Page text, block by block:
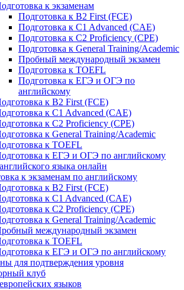
к экзаменам
Подготовка к B2 First (FCE)
Подготовка к C1 Advanced (CAE)
Подготовка к C2 Proficiency (CPE)
Подготовка к General Training/Academic
Пробный международный экзамен
Подготовка к TOEFL
Подготовка к ЕГЭ и ОГЭ по
английскому
к B2 First (FCE)
к C1 Advanced (CAE)
к C2 Proficiency (CPE)
к General Training/Academic
к TOEFL
к ЕГЭ и ОГЭ по английскому
языка онлайн
к экзаменам по английскому
к B2 First (FCE)
к C1 Advanced (CAE)
к C2 Proficiency (CPE)
к General Training/Academic
международный экзамен
к TOEFL
к ЕГЭ и ОГЭ по английскому
для подтверждения уровня
клуб
языков